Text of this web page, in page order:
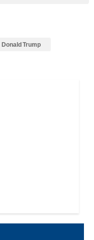
Donald Trump